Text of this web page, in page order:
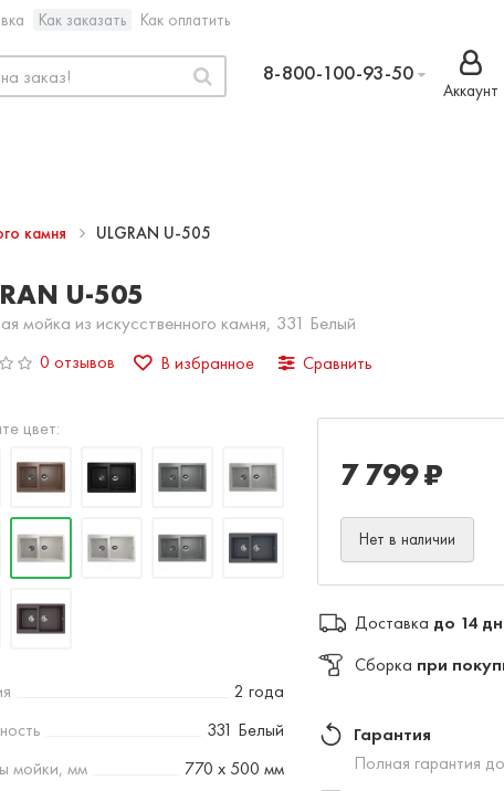
Как заказать Как оплатить
8-800-100-93-50
Аккаунт
камня ULGRAN U-505
U-505
мойка из искусственного камня, 331 Белый
0 отзывов В избранное Сравнить
цвет:
2 года
331 Белый
мойки, мм
770 х 500 мм
7 799 ₽
Нет в наличии
Доставка до 14
Сборка при
Гарантия
Полная гарантия